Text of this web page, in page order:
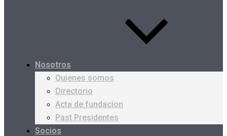
Nosotros
Quienes somos
Directorio
Acta de fundacion
Past Presidentes
Socios